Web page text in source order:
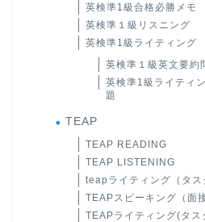
英検準1級合格必勝メモ
英検準１級リスニング
英検準1級ライティング
英検準１級英文要約
英検準1級ライティ
題
TEAP
TEAP READING
TEAP LISTENING
teapライティング（タス
TEAPスピーキング（面
TEAPライティング(タス